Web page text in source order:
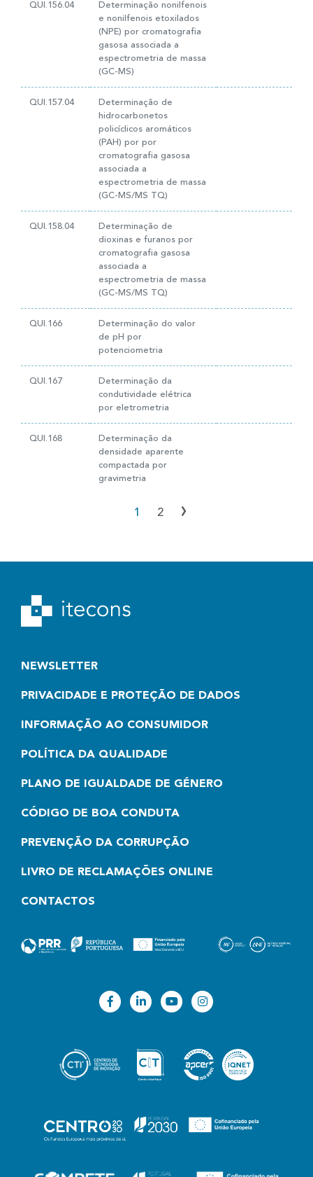
QUI.156.04
Determinação nonilfenois
e nonilfenois etoxilados
(NPE) por cromatografia
gasosa associada a
espectrometria de massa
(GC-MS)
QUI.157.04
Determinação de
hidrocarbonetos
policíclicos aromáticos
(PAH) por por
cromatografia gasosa
associada a
espectrometria de massa
(GC-MS/MS TQ)
QUI.158.04
Determinação de
dioxinas e furanos por
cromatografia gasosa
associada a
espectrometria de massa
(GC-MS/MS TQ)
QUI.166
Determinação do valor
de pH por
potenciometria
QUI.167
Determinação da
condutividade elétrica
por eletrometria
QUI.168
Determinação da
densidade aparente
compactada por
gravimetria
1 2 ›
NEWSLETTER
PRIVACIDADE E PROTEÇÃO DE DADOS
INFORMAÇÃO AO CONSUMIDOR
POLÍTICA DA QUALIDADE
PLANO DE IGUALDADE DE GÉNERO
CÓDIGO DE BOA CONDUTA
PREVENÇÃO DA CORRUPÇÃO
LIVRO DE RECLAMAÇÕES ONLINE
CONTACTOS